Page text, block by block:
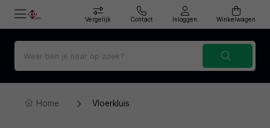
Vergelijk Contact Inloggen Winkelwagen
Home Vloerkluis